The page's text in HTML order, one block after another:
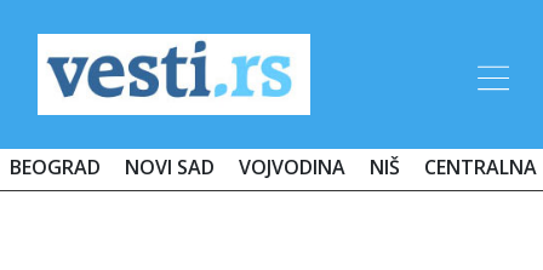
BEOGRAD NOVI SAD VOJVODINA NIŠ CENTRALNA